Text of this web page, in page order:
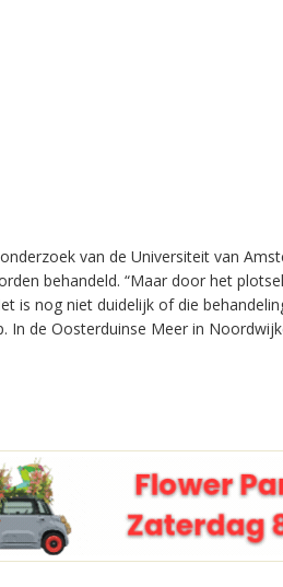
van de Universiteit van
behandeld. “Maar door het
is nog niet duidelijk of die
In de Oosterduinse Meer in